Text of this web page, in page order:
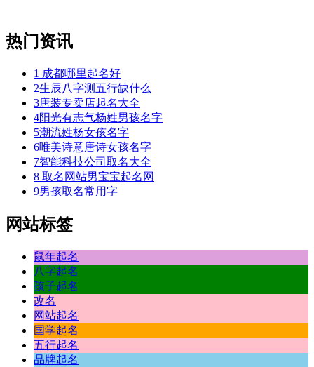
热门资讯
1 成都哪里起名好
2生辰八字测五行缺什么
3唐装专卖店起名大全
4阳光有志气杨姓男孩名字
5潮流姓杨女孩名字
6唯美诗意唐诗女孩名字
7智能科技公司取名大全
8 取名网站男宝宝起名网
9男孩取名常用字
网站标签
鼠年起名
八字起名
孩子起名
改名
网站起名
国学起名
五行起名
品牌起名